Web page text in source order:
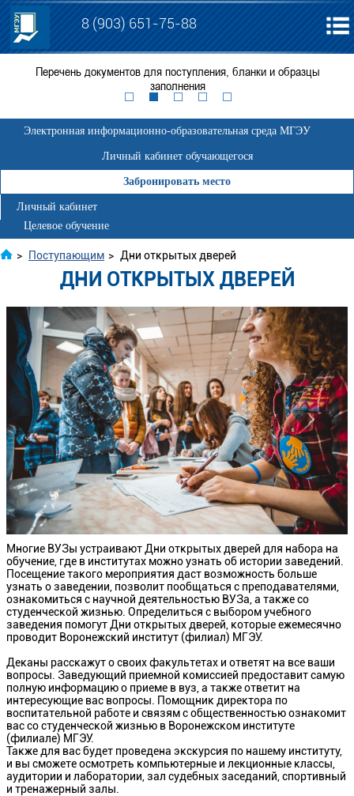
8 (903) 651-75-88
Перечень документов для поступления, бланки и образцы
заполнения
Электронная информационно-образовательная среда МГЭУ
Личный кабинет обучающегося
Забронировать место
Личный кабинет
Целевое обучение
> Поступающим > Дни открытых дверей
ДНИ ОТКРЫТЫХ ДВЕРЕЙ
Многие ВУЗы устраивают Дни открытых дверей для набора на
обучение, где в институтах можно узнать об истории заведений.
Посещение такого мероприятия даст возможность больше
узнать о заведении, позволит пообщаться с преподавателями,
ознакомиться с научной деятельностью ВУЗа, а также со
студенческой жизнью. Определиться с выбором учебного
заведения помогут Дни открытых дверей, которые ежемесячно
проводит Воронежский институт (филиал) МГЭУ.
Деканы расскажут о своих факультетах и ответят на все ваши
вопросы. Заведующий приемной комиссией предоставит самую
полную информацию о приеме в вуз, а также ответит на
интересующие вас вопросы. Помощник директора по
воспитательной работе и связям с общественностью ознакомит
вас со студенческой жизнью в Воронежском институте
(филиале) МГЭУ.
Также для вас будет проведена экскурсия по нашему институту,
и вы сможете осмотреть компьютерные и лекционные классы,
аудитории и лаборатории, зал судебных заседаний, спортивный
и тренажерный залы.